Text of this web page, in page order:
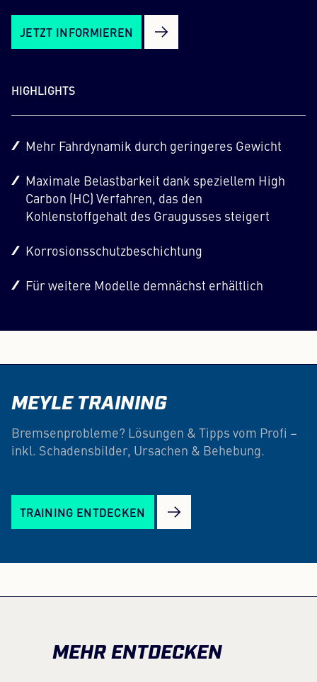
JETZT INFORMIEREN
HIGHLIGHTS
Mehr Fahrdynamik durch geringeres Gewicht
Maximale Belastbarkeit dank speziellem High
Carbon (HC) Verfahren, das den
Kohlenstoffgehalt des Graugusses steigert
Korrosionsschutzbeschichtung
Für weitere Modelle demnächst erhältlich
MEYLE TRAINING
Bremsenprobleme? Lösungen & Tipps vom Profi –
inkl. Schadensbilder, Ursachen & Behebung.
TRAINING ENTDECKEN
MEHR ENTDECKEN